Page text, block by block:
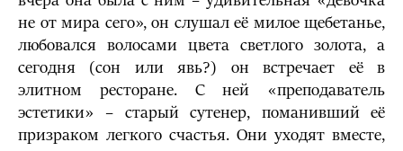
не от мира сего», он слушал её милое щебетанье,
любовался волосами цвета светлого золота, а
сегодня (сон или явь?) он встречает её в
элитном ресторане. С ней «преподаватель
эстетики» – старый сутенер, поманивший её
призраком легкого счастья. Они уходят вместе,